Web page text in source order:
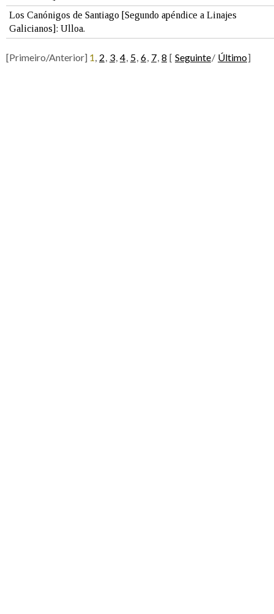
Los Canónigos de Santiago [Segundo apéndice a Linajes
Galicianos]: Ulloa.
[Primeiro/Anterior] 1, 2, 3, 4, 5, 6, 7, 8 [ Seguinte/ Último]